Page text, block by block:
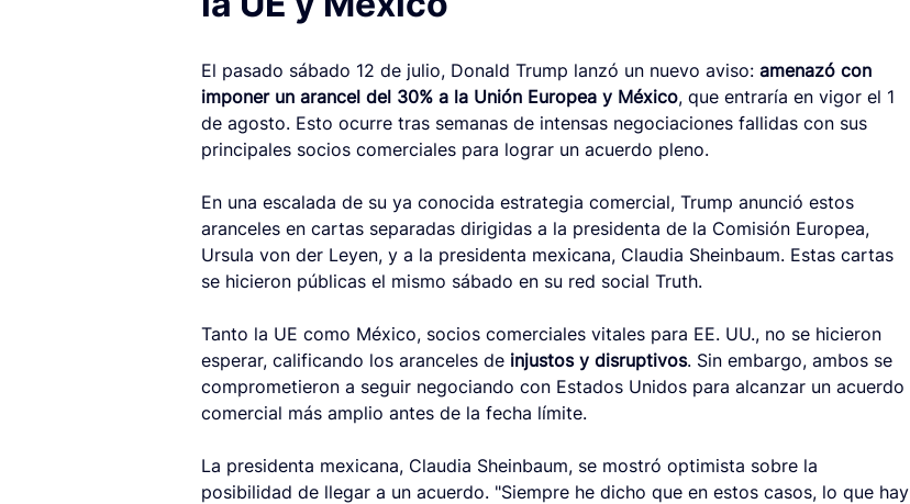
El pasado sábado 12 de julio, Donald Trump lanzó un nuevo aviso: amenazó con
imponer un arancel del 30% a la Unión Europea y México, que entraría en vigor el 1
de agosto. Esto ocurre tras semanas de intensas negociaciones fallidas con sus
principales socios comerciales para lograr un acuerdo pleno.
En una escalada de su ya conocida estrategia comercial, Trump anunció estos
aranceles en cartas separadas dirigidas a la presidenta de la Comisión Europea,
Ursula von der Leyen, y a la presidenta mexicana, Claudia Sheinbaum. Estas cartas
se hicieron públicas el mismo sábado en su red social Truth.
Tanto la UE como México, socios comerciales vitales para EE. UU., no se hicieron
esperar, calificando los aranceles de injustos y disruptivos. Sin embargo, ambos se
comprometieron a seguir negociando con Estados Unidos para alcanzar un acuerdo
comercial más amplio antes de la fecha límite.
La presidenta mexicana, Claudia Sheinbaum, se mostró optimista sobre la
posibilidad de llegar a un acuerdo. "Siempre he dicho que en estos casos, lo que hay